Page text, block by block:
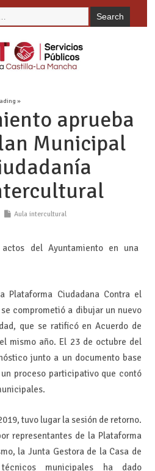
»
aprueba
Municipal
Aula intercultural
Plataforma Ciudadana Contra el
comprometió a dibujar un nuevo
que se ratificó en Acuerdo de
mismo año. El 23 de octubre del
junto a un documento base
proceso participativo que contó
tuvo lugar la sesión de retorno.
representantes de la Plataforma
la Junta Gestora de la Casa de
municipales ha dado